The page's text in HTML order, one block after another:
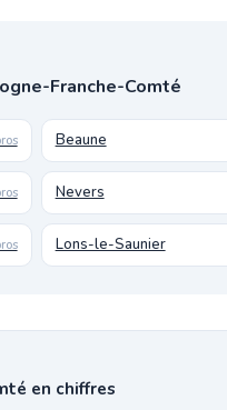
Franche-Comté
Beaune
Nevers
Lons-le-Saunier
en chiffres